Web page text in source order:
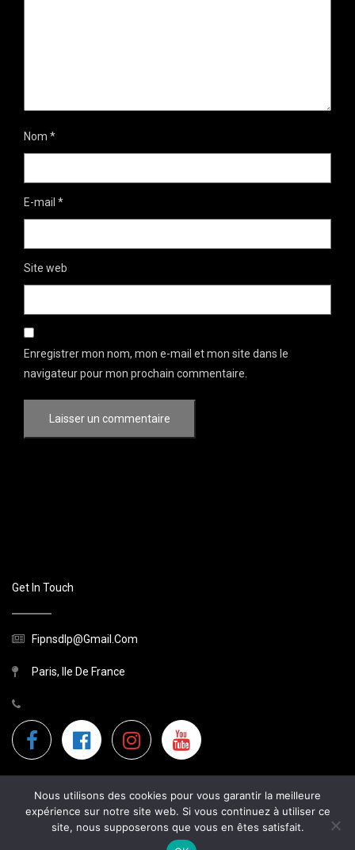
Nom *
E-mail *
Site web
Enregistrer mon nom, mon e-mail et mon site dans le
navigateur pour mon prochain commentaire.
Get In Touch
Fipnsdlp@gmail.com
Paris, Ile De France
Nous utilisons des cookies pour vous garantir la meilleure
expérience sur notre site web. Si vous continuez à utiliser ce
site, nous supposerons que vous en êtes satisfait.